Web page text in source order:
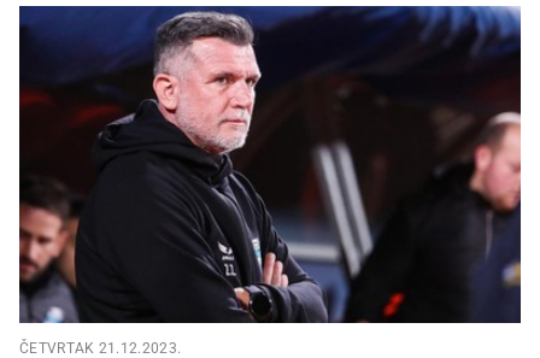
ČETVRTAK 21.12.2023.